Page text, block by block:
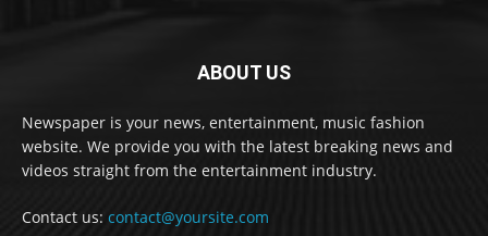
ABOUT US
Newspaper is your news, entertainment, music fashion
website. We provide you with the latest breaking news and
videos straight from the entertainment industry.
Contact us: contact@yoursite.com